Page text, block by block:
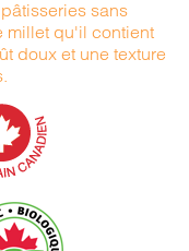
sans
millet qu'il contient
doux et une texture